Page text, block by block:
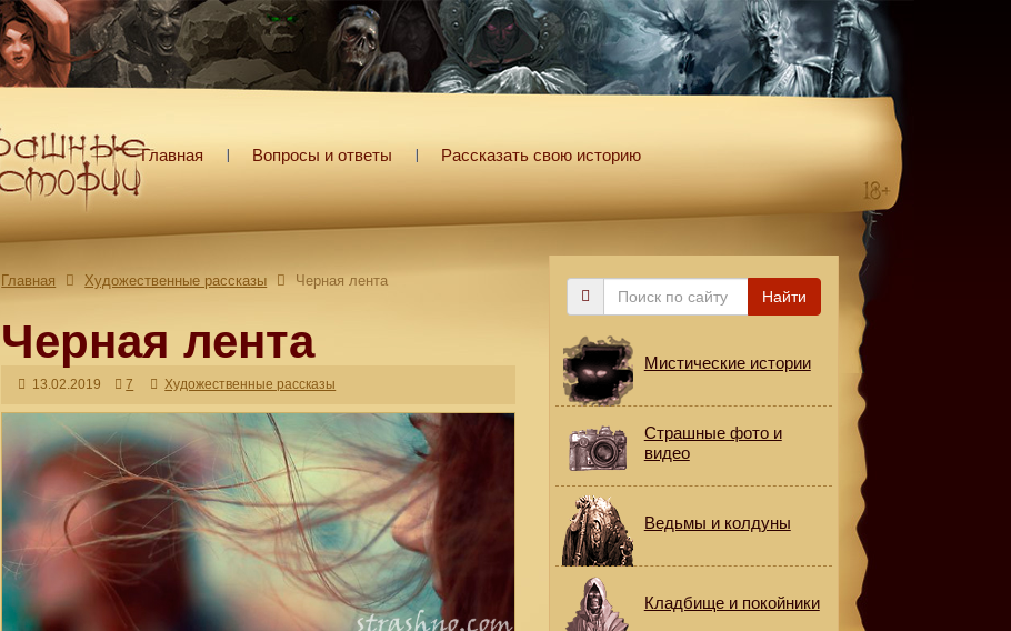
Главная Вопросы и ответы Рассказать свою историю
Главная Художественные рассказы Черная лента
Черная лента
13.02.2019 7 Художественные рассказы
Поиск
Найти
Мистические истории
Страшные фото и
видео
Ведьмы и колдуны
Кладбище и покойники